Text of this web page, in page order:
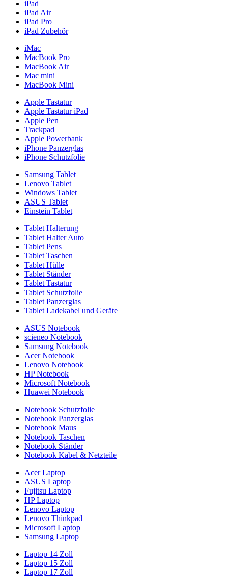
iPad
iPad Air
iPad Pro
iPad Zubehör
iMac
MacBook Pro
MacBook Air
Mac mini
MacBook Mini
Apple Tastatur
Apple Tastatur iPad
Apple Pen
Trackpad
Apple Powerbank
iPhone Panzerglas
iPhone Schutzfolie
Samsung Tablet
Lenovo Tablet
Windows Tablet
ASUS Tablet
Einstein Tablet
Tablet Halterung
Tablet Halter Auto
Tablet Pens
Tablet Taschen
Tablet Hülle
Tablet Ständer
Tablet Tastatur
Tablet Schutzfolie
Tablet Panzerglas
Tablet Ladekabel und Geräte
ASUS Notebook
scieneo Notebook
Samsung Notebook
Acer Notebook
Lenovo Notebook
HP Notebook
Microsoft Notebook
Huawei Notebook
Notebook Schutzfolie
Notebook Panzerglas
Notebook Maus
Notebook Taschen
Notebook Ständer
Notebook Kabel & Netzteile
Acer Laptop
ASUS Laptop
Fujitsu Laptop
HP Laptop
Lenovo Laptop
Lenovo Thinkpad
Microsoft Laptop
Samsung Laptop
Laptop 14 Zoll
Laptop 15 Zoll
Laptop 17 Zoll